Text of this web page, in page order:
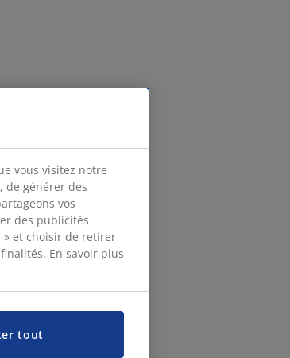
vous visitez notre
de générer des
vos
des publicités
» et choisir de retirer
En savoir plus
tout